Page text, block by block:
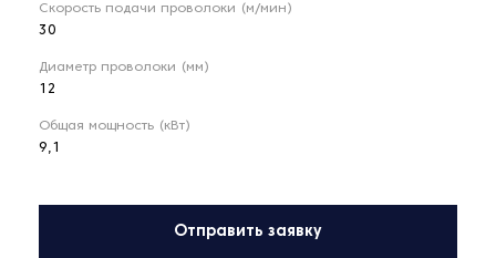
Скорость подачи проволоки (м/мин)
30
Диаметр проволоки (мм)
12
Общая мощность (кВт)
9,1
Отправить заявку